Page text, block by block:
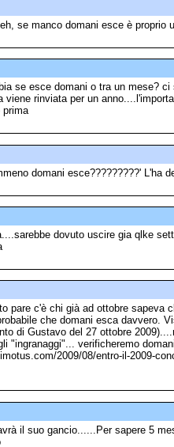
se manco domani esce è proprio
se esce domani o tra un mese?
viene rinviata per un
prima
domani esce?????????' L'ha
dovuto uscire gia qlke
pare c'è chi già ad ottobre sapeva
che domani esca davvero.
di Gustavo del 27 ottobre
"ingranaggi"... verificheremo
2009/08/entro-il-2009-
il suo gancio......Per sapere 5